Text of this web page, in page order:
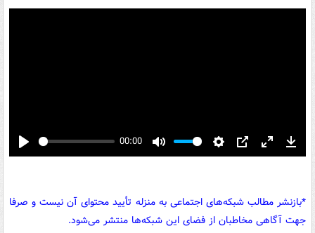
Play
00:00
Mute Settings
PIP Enter
*بازنشر مطالب شبکه‌های اجتماعی به منزله تأیید محتوای آن نیست و صرفا
جهت آگاهی مخاطبان از فضای این شبکه‌ها منتشر می‌شود.